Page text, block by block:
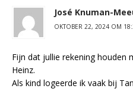
José Knuman-
OKTOBER 22, 2024 OM
Fijn dat jullie rekening houden
Heinz.
Als kind logeerde ik vaak bij